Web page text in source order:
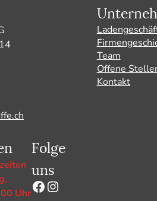
Uhr
Folge
uns
Facebook
Instagram
Team
Offene
Kontakt